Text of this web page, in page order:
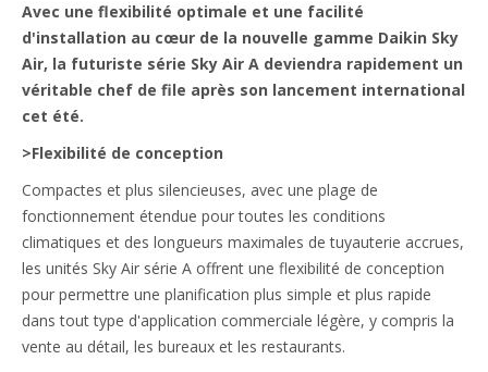
Avec une flexibilité optimale et une facilité
d'installation au cœur de la nouvelle gamme Daikin Sky
Air, la futuriste série Sky Air A deviendra rapidement un
véritable chef de file après son lancement international
cet été.
>Flexibilité de conception
Compactes et plus silencieuses, avec une plage de
fonctionnement étendue pour toutes les conditions
climatiques et des longueurs maximales de tuyauterie accrues,
les unités Sky Air série A offrent une flexibilité de conception
pour permettre une planification plus simple et plus rapide
dans tout type d'application commerciale légère, y compris la
vente au détail, les bureaux et les restaurants.